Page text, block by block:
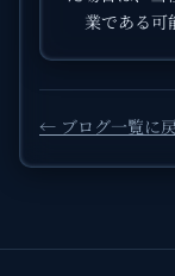
業である可
← ブログ一覧に